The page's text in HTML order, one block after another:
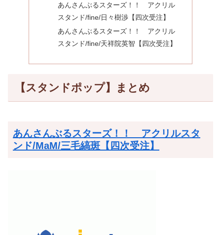
あんさんぶるスターズ！！ アクリル
スタンド/fine/日々樹渉【四次受注】
あんさんぶるスターズ！！ アクリル
スタンド/fine/天祥院英智【四次受注】
【スタンドポップ】まとめ
あんさんぶるスターズ！！ アクリルスタ
ンド/MaM/三毛縞斑【四次受注】